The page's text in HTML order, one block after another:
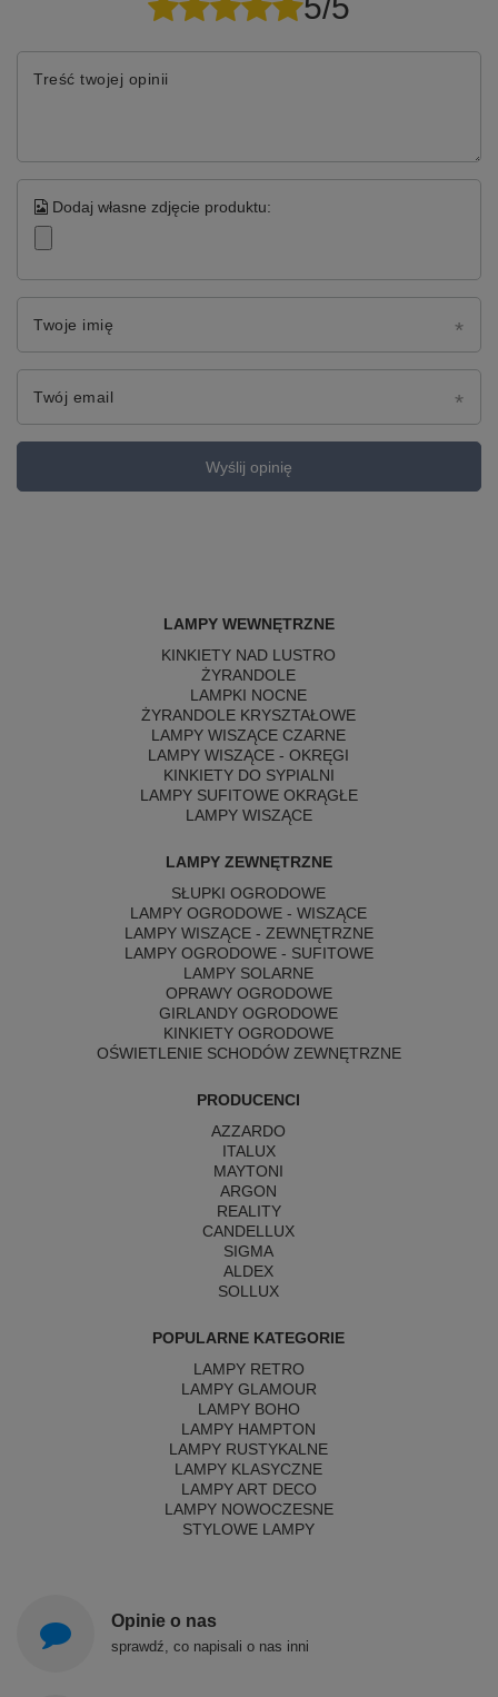
Treść twojej opinii
Dodaj własne zdjęcie produktu:
Twoje imię
Twój email
Wyślij opinię
LAMPY WEWNĘTRZNE
KINKIETY NAD LUSTRO
ŻYRANDOLE
LAMPKI NOCNE
ŻYRANDOLE KRYSZTAŁOWE
LAMPY WISZĄCE CZARNE
LAMPY WISZĄCE - OKRĘGI
KINKIETY DO SYPIALNI
LAMPY SUFITOWE OKRĄGŁE
LAMPY WISZĄCE
LAMPY ZEWNĘTRZNE
SŁUPKI OGRODOWE
LAMPY OGRODOWE - WISZĄCE
LAMPY WISZĄCE - ZEWNĘTRZNE
LAMPY OGRODOWE - SUFITOWE
LAMPY SOLARNE
OPRAWY OGRODOWE
GIRLANDY OGRODOWE
KINKIETY OGRODOWE
OŚWIETLENIE SCHODÓW ZEWNĘTRZNE
PRODUCENCI
AZZARDO
ITALUX
MAYTONI
ARGON
REALITY
CANDELLUX
SIGMA
ALDEX
SOLLUX
POPULARNE KATEGORIE
LAMPY RETRO
LAMPY GLAMOUR
LAMPY BOHO
LAMPY HAMPTON
LAMPY RUSTYKALNE
LAMPY KLASYCZNE
LAMPY ART DECO
LAMPY NOWOCZESNE
STYLOWE LAMPY
Opinie o nas
sprawdź, co napisali o nas inni